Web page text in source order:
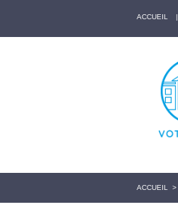
ACCUEIL |
ACCUEIL >